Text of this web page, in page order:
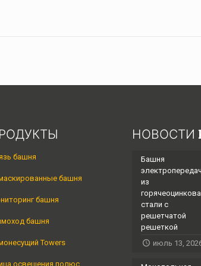
башня
башня
башня
башня
Towers
освещения полюс
НОВОСТИ
Башня
из
стали с
решетчатой ​​
решеткой
июль 13,